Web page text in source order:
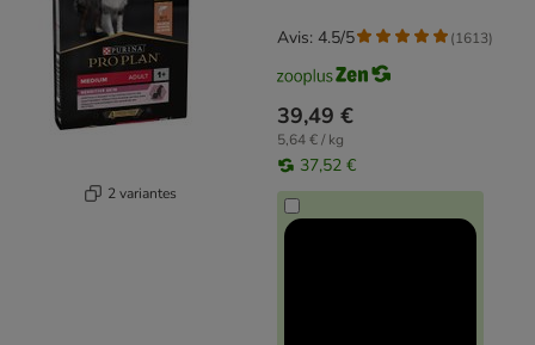
2 variantes
39,49 €
5,64 € / kg
37,52 €
Avis: 4.5/5 (1613)